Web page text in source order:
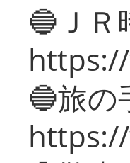
🔵ＪＲ
🔵旅の